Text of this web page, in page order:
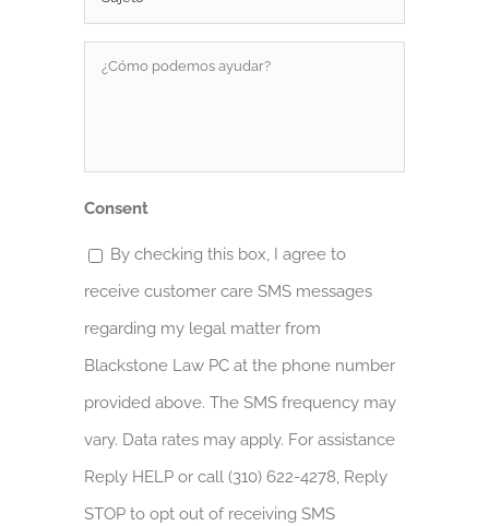
podemos
Consent
By checking this box, I agree to
receive customer care SMS messages
regarding my legal matter from
Blackstone Law PC at the phone number
provided above. The SMS frequency may
vary. Data rates may apply. For assistance
Reply HELP or call (310) 622-4278, Reply
STOP to opt out of receiving SMS